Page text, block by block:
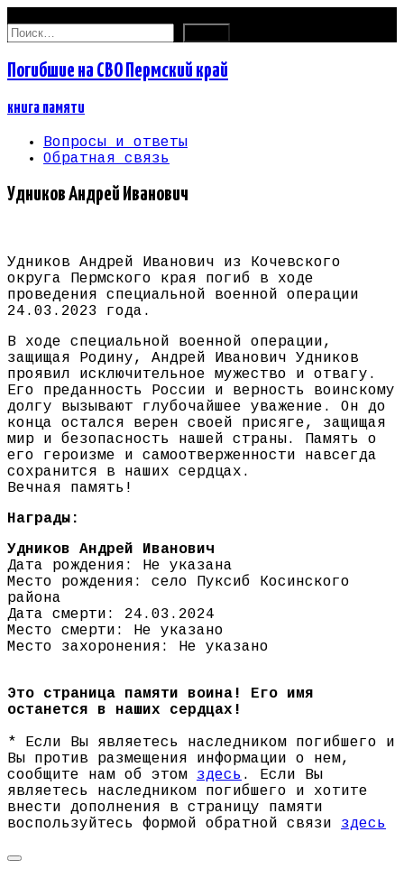
Найти:
Погибшие на СВО Пермский край
книга памяти
Вопросы и ответы
Обратная связь
Удников Андрей Иванович
Удников Андрей Иванович из Кочевского
округа Пермского края погиб в ходе
проведения специальной военной операции
24.03.2023 года.
В ходе специальной военной операции,
защищая Родину, Андрей Иванович Удников
проявил исключительное мужество и отвагу.
Его преданность России и верность воинскому
долгу вызывают глубочайшее уважение. Он до
конца остался верен своей присяге, защищая
мир и безопасность нашей страны. Память о
его героизме и самоотверженности навсегда
сохранится в наших сердцах.
Вечная память!
Награды:
Удников Андрей Иванович
Дата рождения: Не указана
Место рождения: село Пуксиб Косинского
района
Дата смерти: 24.03.2024
Место смерти: Не указано
Место захоронения: Не указано
Это страница памяти воина! Его имя
останется в наших сердцах!
* Если Вы являетесь наследником погибшего и
Вы против размещения информации о нем,
сообщите нам об этом здесь . Если Вы
являетесь наследником погибшего и хотите
внести дополнения в страницу памяти
воспользуйтесь формой обратной связи здесь